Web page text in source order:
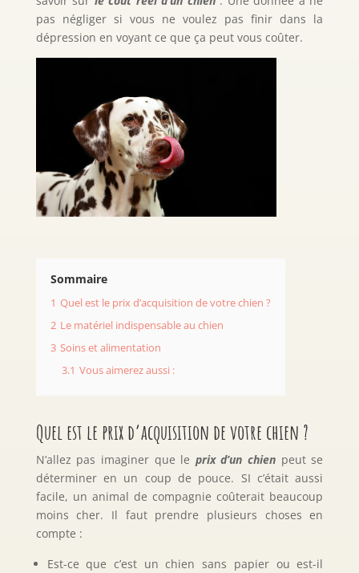
pas négliger si vous ne voulez pas finir dans la
dépression en voyant ce que ça peut vous coûter.
Sommaire
1 Quel est le prix d’acquisition de votre chien ?
2 Le matériel indispensable au chien
3 Soins et alimentation
3.1 Vous aimerez aussi :
Quel est le prix d’acquisition de votre chien ?
N’allez pas imaginer que le prix d’un chien peut se
déterminer en un coup de pouce. SI c’était aussi
facile, un animal de compagnie coûterait beaucoup
moins cher. Il faut prendre plusieurs choses en
compte :
Est-ce que c’est un chien sans papier ou est-il